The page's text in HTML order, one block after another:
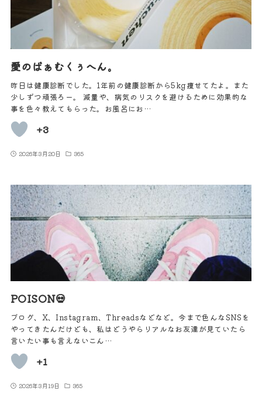
愛のばぁむくぅへん。
昨日は健康診断でした。1年前の健康診断から5kg痩せてたよ。また
少しずつ頑張ろー。 減量や、病気のリスクを避けるために効果的な
事を色々教えてもらった。お風呂にお…
+3
2026年3月20日 365
POISON💀
ブログ、X、Instagram、Threadsなどなど。今まで色んなSNSを
やってきたんだけども、私はどうやらリアルなお友達が見ていたら
言いたい事も言えないこん…
+1
2026年3月19日 365